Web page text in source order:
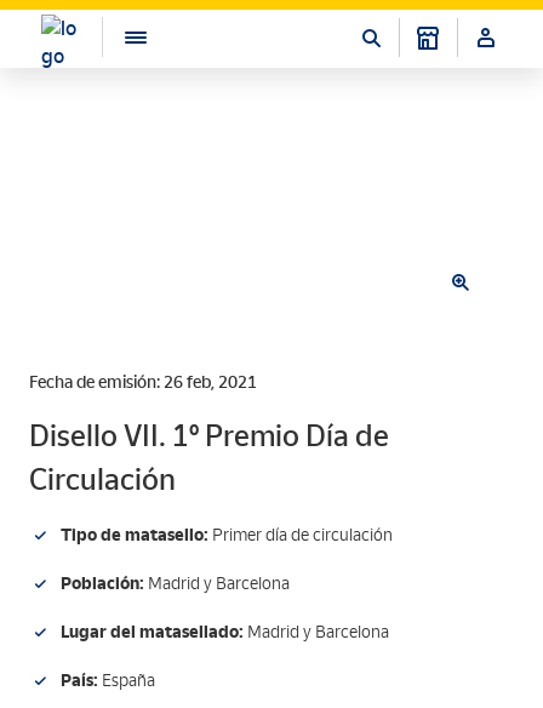
Fecha de emisión: 26 feb, 2021
Disello VII. 1º Premio Día de
Circulación
Tipo de matasello: Primer día de circulación
Población: Madrid y Barcelona
Lugar del matasellado: Madrid y Barcelona
País: España